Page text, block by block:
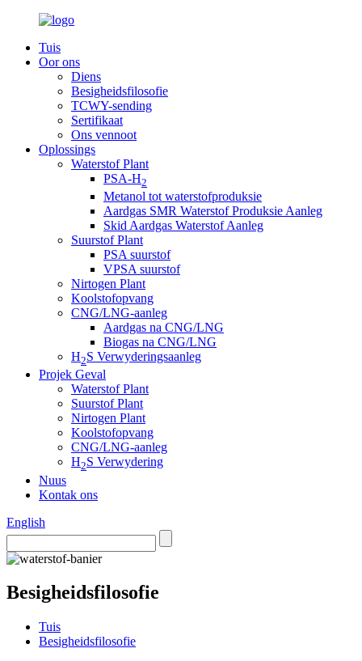
Tuis
Oor ons
Diens
Besigheidsfilosofie
TCWY-sending
Sertifikaat
Ons vennoot
Oplossings
Waterstof Plant
PSA-H2
Metanol tot waterstofproduksie
Aardgas SMR Waterstof Produksie Aanleg
Skid Aardgas Waterstof Aanleg
Suurstof Plant
PSA suurstof
VPSA suurstof
Nirtogen Plant
Koolstofopvang
CNG/LNG-aanleg
Aardgas na CNG/LNG
Biogas na CNG/LNG
H2S Verwyderingsaanleg
Projek Geval
Waterstof Plant
Suurstof Plant
Nirtogen Plant
Koolstofopvang
CNG/LNG-aanleg
H2S Verwydering
Nuus
Kontak ons
English
Besigheidsfilosofie
Tuis
Besigheidsfilosofie